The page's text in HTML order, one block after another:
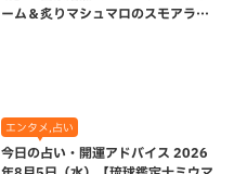
ーム＆炙りマシュマロのスモアラテ
エンタメ,占い
今日の占い・開運アドバイス 2026